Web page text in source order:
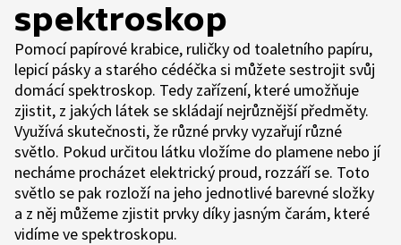
spektroskop
Pomocí papírové krabice, ruličky od toaletního papíru,
lepicí pásky a starého cédéčka si můžete sestrojit svůj
domácí spektroskop. Tedy zařízení, které umožňuje
zjistit, z jakých látek se skládají nejrůznější předměty.
Využívá skutečnosti, že různé prvky vyzařují různé
světlo. Pokud určitou látku vložíme do plamene nebo jí
necháme procházet elektrický proud, rozzáří se. Toto
světlo se pak rozloží na jeho jednotlivé barevné složky
a z něj můžeme zjistit prvky díky jasným čarám, které
vidíme ve spektroskopu.